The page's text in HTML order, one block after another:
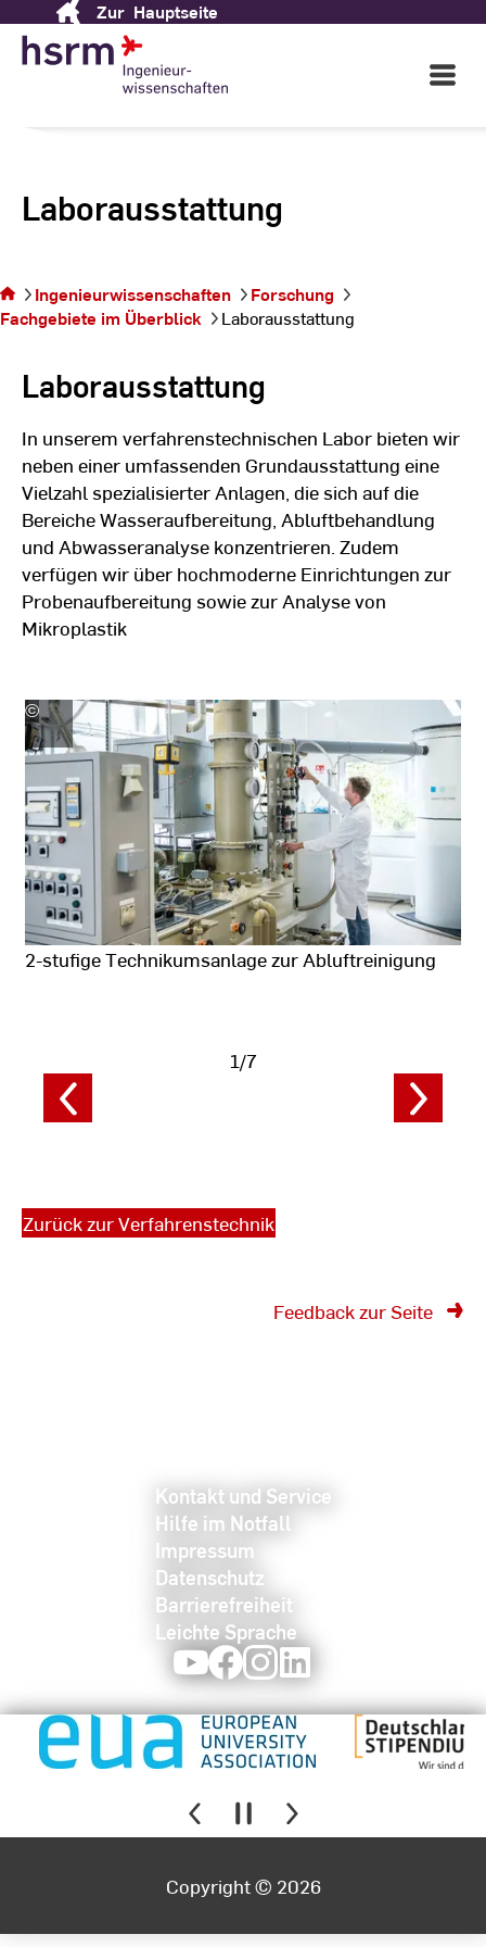
Content
Zur Hauptseite
Open
Main
Laborausstattung
Sie befinden sich
auf der Seite
Laborausstattung
Ingenieurwissenschaften
Forschung
Fachgebiete im Überblick
Laborausstattung
Laborausstattung
In unserem verfahrenstechnischen Labor bieten wir
neben einer umfassenden Grundausstattung eine
Vielzahl spezialisierter Anlagen, die sich auf die
Bereiche Wasseraufbereitung, Abluftbehandlung
und Abwasseranalyse konzentrieren. Zudem
verfügen wir über hochmoderne Einrichtungen zur
Probenaufbereitung sowie zur Analyse von
Mikroplastik
©
HSRM
2-stufige Technikumsanlage zur Abluftreinigung
anzeigen
1/7
Zurück zur Verfahrenstechnik
Feedback zur Seite
Kontakt und Service
Hilfe im Notfall
Impressum
Datenschutz
Barrierefreiheit
Leichte Sprache
YoutubeFacebookInstagram
Copyright © 2026